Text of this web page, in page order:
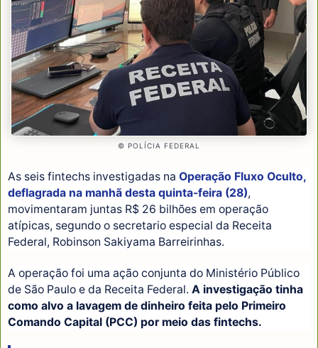
© POLÍCIA FEDERAL
As seis fintechs investigadas na Operação Fluxo Oculto,
deflagrada na manhã desta quinta-feira (28),
movimentaram juntas R$ 26 bilhões em operação
atípicas, segundo o secretario especial da Receita
Federal, Robinson Sakiyama Barreirinhas.
A operação foi uma ação conjunta do Ministério Público
de São Paulo e da Receita Federal. A investigação tinha
como alvo a lavagem de dinheiro feita pelo Primeiro
Comando Capital (PCC) por meio das fintechs.